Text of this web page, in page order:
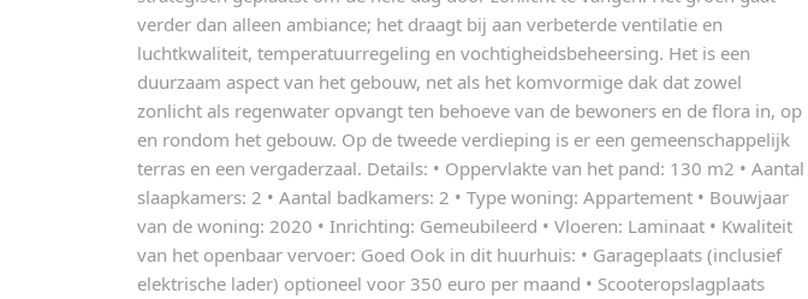
verder dan alleen ambiance; het draagt bij aan verbeterde ventilatie en
luchtkwaliteit, temperatuurregeling en vochtigheidsbeheersing. Het is een
duurzaam aspect van het gebouw, net als het komvormige dak dat zowel
zonlicht als regenwater opvangt ten behoeve van de bewoners en de flora in, op
en rondom het gebouw. Op de tweede verdieping is er een gemeenschappelijk
terras en een vergaderzaal. Details: • Oppervlakte van het pand: 130 m2 • Aantal
slaapkamers: 2 • Aantal badkamers: 2 • Type woning: Appartement • Bouwjaar
van de woning: 2020 • Inrichting: Gemeubileerd • Vloeren: Laminaat • Kwaliteit
van het openbaar vervoer: Goed Ook in dit huurhuis: • Garageplaats (inclusief
elektrische lader) optioneel voor 350 euro per maand • Scooteropslagplaats